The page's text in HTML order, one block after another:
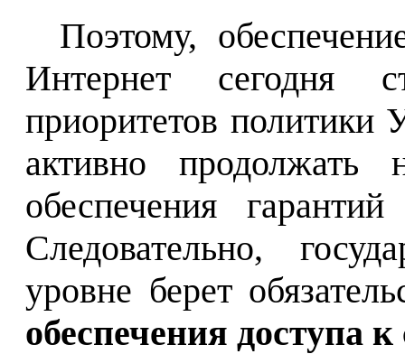
Поэтому,
Интернет сегодня
приоритетов политики
активно
обеспечения
Следовательно,
уровне берет
обеспечения доступа